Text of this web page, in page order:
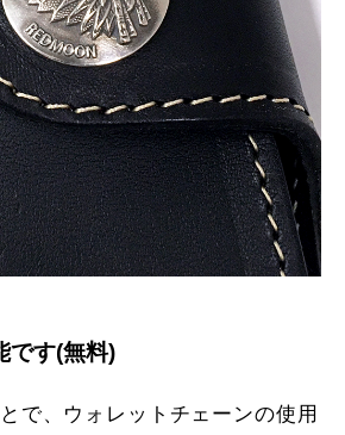
です(無料)
で、ウォレットチェーンの使用